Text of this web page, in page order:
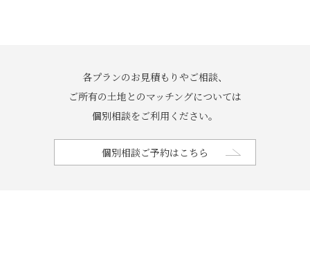
各プランのお見積もりやご相談、
ご所有の土地とのマッチングについては
個別相談をご利用ください。
個別相談ご予約はこちら